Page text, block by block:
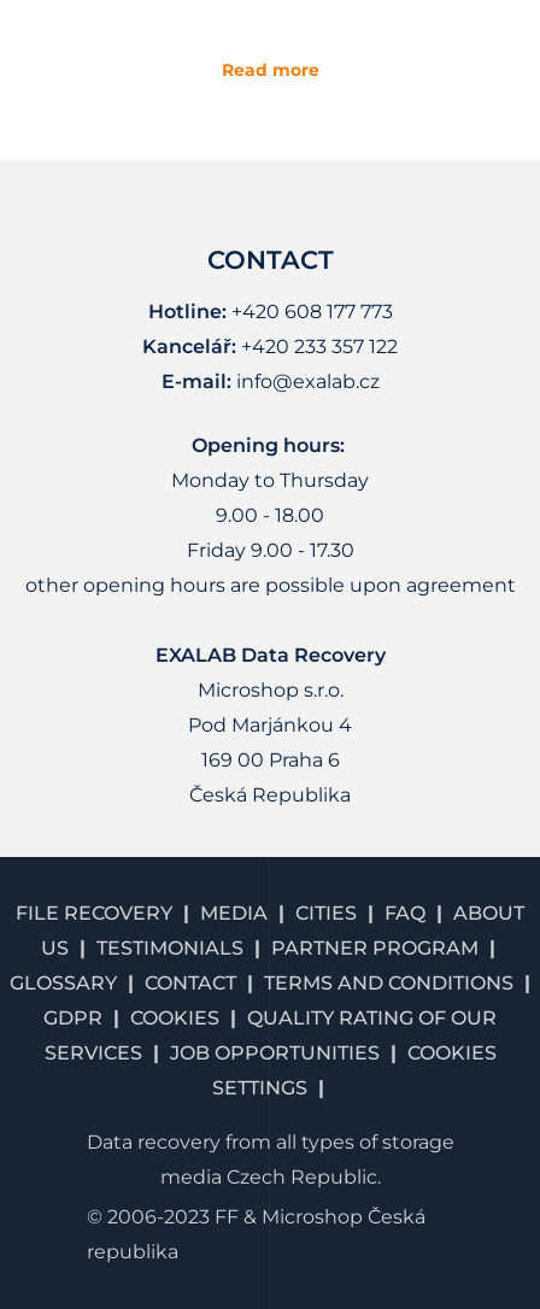
Read more
CONTACT
Hotline:+420 608 177 773
Kancelář: +420 233 357 122
E-mail: info@exalab.cz
Opening hours:
Monday to Thursday
9.00 - 18.00
Friday 9.00 - 17.30
other opening hours are possible upon agreement
EXALAB Data Recovery
Microshop s.r.o.
Pod Marjánkou 4
169 00 Praha 6
Česká Republika
FILE RECOVERY MEDIA CITIES FAQ
ABOUT
US
TESTIMONIALS
PARTNER PROGRAM
GLOSSARY
CONTACT
TERMS AND CONDITIONS
GDPR
COOKIES
QUALITY RATING OF OUR
SERVICES
JOB OPPORTUNITIES
COOKIES
SETTINGS
Data recovery from all types of storage
media Czech Republic.
© 2006-2023 FF & Microshop Česká
republika